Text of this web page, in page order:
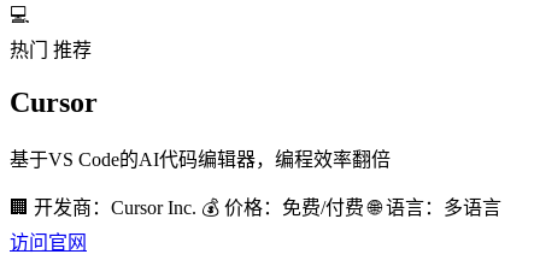
💻
热门
推荐
Cursor
基于VS Code的AI代码编辑器，编程效率翻倍
🏢 开发商：Cursor Inc. 💰 价格：免费/付费 🌐 语言：多语言
访问官网